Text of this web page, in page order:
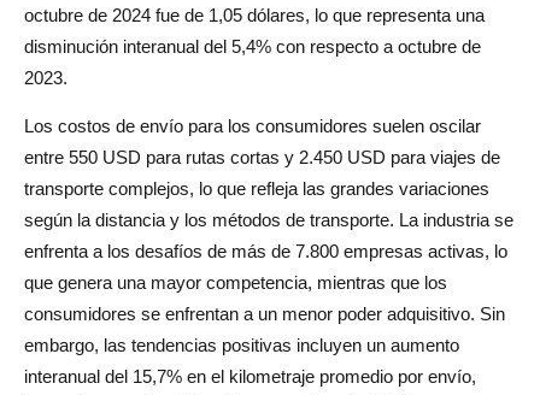
octubre de 2024 fue de 1,05 dólares, lo que representa una
disminución interanual del 5,4% con respecto a octubre de
2023.
Los costos de envío para los consumidores suelen oscilar
entre 550 USD para rutas cortas y 2.450 USD para viajes de
transporte complejos, lo que refleja las grandes variaciones
según la distancia y los métodos de transporte. La industria se
enfrenta a los desafíos de más de 7.800 empresas activas, lo
que genera una mayor competencia, mientras que los
consumidores se enfrentan a un menor poder adquisitivo. Sin
embargo, las tendencias positivas incluyen un aumento
interanual del 15,7% en el kilometraje promedio por envío,